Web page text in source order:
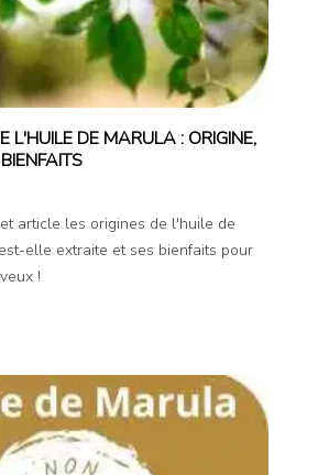
L'HUILE DE MARULA : ORIGINE,
article les origines de l'huile de
elle extraite et ses bienfaits pour
!